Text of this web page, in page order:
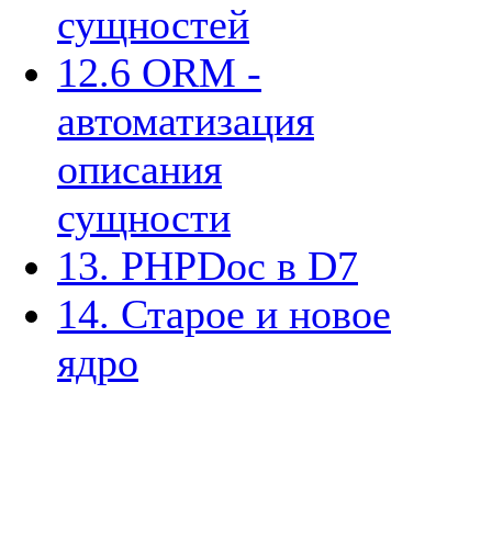
сущностей
12.6 ORM -
автоматизация
описания
сущности
13. PHPDoc в D7
14. Старое и новое
ядро